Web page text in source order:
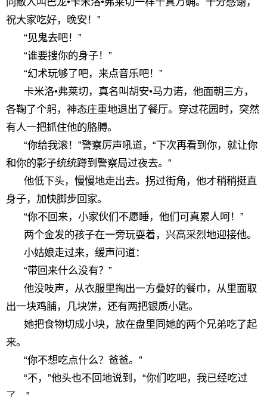
祝大家吃好，晚安！”
“见鬼去吧！”
“谁要搜你的身子！”
“幻术玩够了吧，来点音乐吧！”
卡米洛•弗莱切，真名叫胡安•马力诺，他面朝三方，
各鞠了个躬，神态庄重地退出了餐厅。穿过花园时，突然
有人一把抓住他的胳膊。
“你给我滚！”警察厉声吼道，“下次再看到你，就让你
和你的影子统统蹲到警察局过夜去。”
他低下头，慢慢地走出去。拐过街角，他才稍稍挺直
身子，加快脚步回家。
“你不回来，小家伙们不愿睡，他们可真累人呵！”
两个金发的孩子在一旁玩耍着，兴高采烈地迎接他。
小姑娘走过来，缓声问道：
“带回来什么没有？”
他没吱声，从衣服里掏出一方叠好的餐巾，从里面取
出一块鸡脯，几块饼，还有两把银质小匙。
她把食物切成小块，放在盘里同她的两个兄弟吃了起
来。
“你不想吃点什么？爸爸。”
“不，”他头也不回地说到，“你们吃吧，我已经吃过